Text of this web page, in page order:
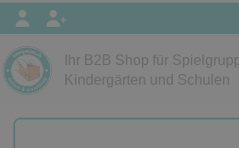
Ihr B2B Shop für
Kindergärten und Schulen
Papeterie